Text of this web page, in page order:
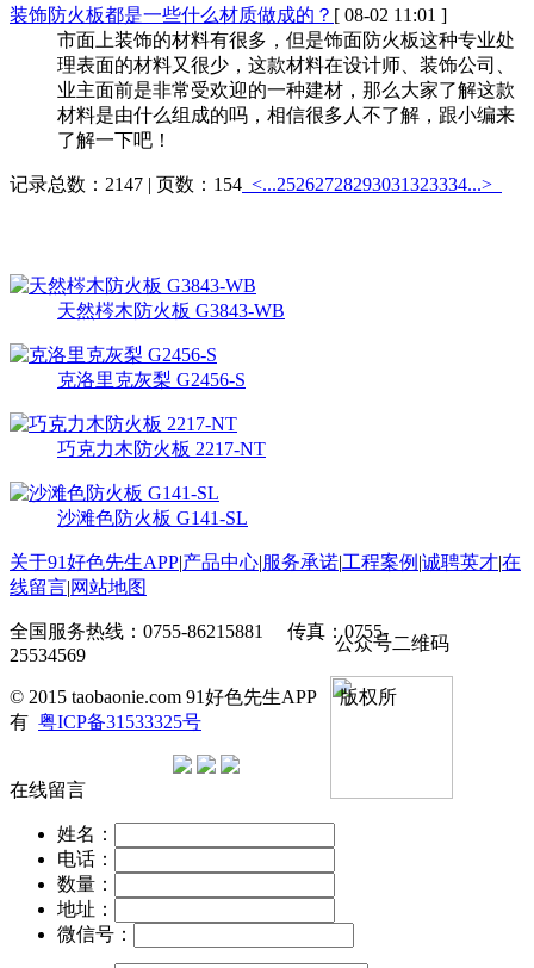
装饰防火板都是一些什么材质做成的？ [ 08-02 11:01 ]
市面上装饰的材料有很多，但是饰面防火板这种专业处
理表面的材料又很少，这款材料在设计师、装饰公司、
业主面前是非常受欢迎的一种建材，那么大家了解这款
材料是由什么组成的吗，相信很多人不了解，跟小编来
了解一下吧！
记录总数：2147 | 页数：154 <...25262728293031323334...>
天然梣木防火板 G3843-WB
克洛里克灰梨 G2456-S
巧克力木防火板 2217-NT
沙滩色防火板 G141-SL
关于91好色先生APP|产品中心|服务承诺|工程案例 |诚聘英才|在
线留言|网站地图
公众号二维码
全国服务热线：0755-86215881 传真：0755-
25534569
© 2015 taobaonie.com 91好色先生APP 版权所
有 粤ICP备31533325号
在线留言
姓名：
电话：
数量：
地址：
微信号：